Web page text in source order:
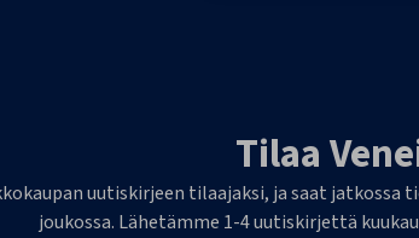
Tilaa
uutiskirjeen tilaajaksi, ja saat
joukossa. Lähetämme 1-4 uutiskirjettä